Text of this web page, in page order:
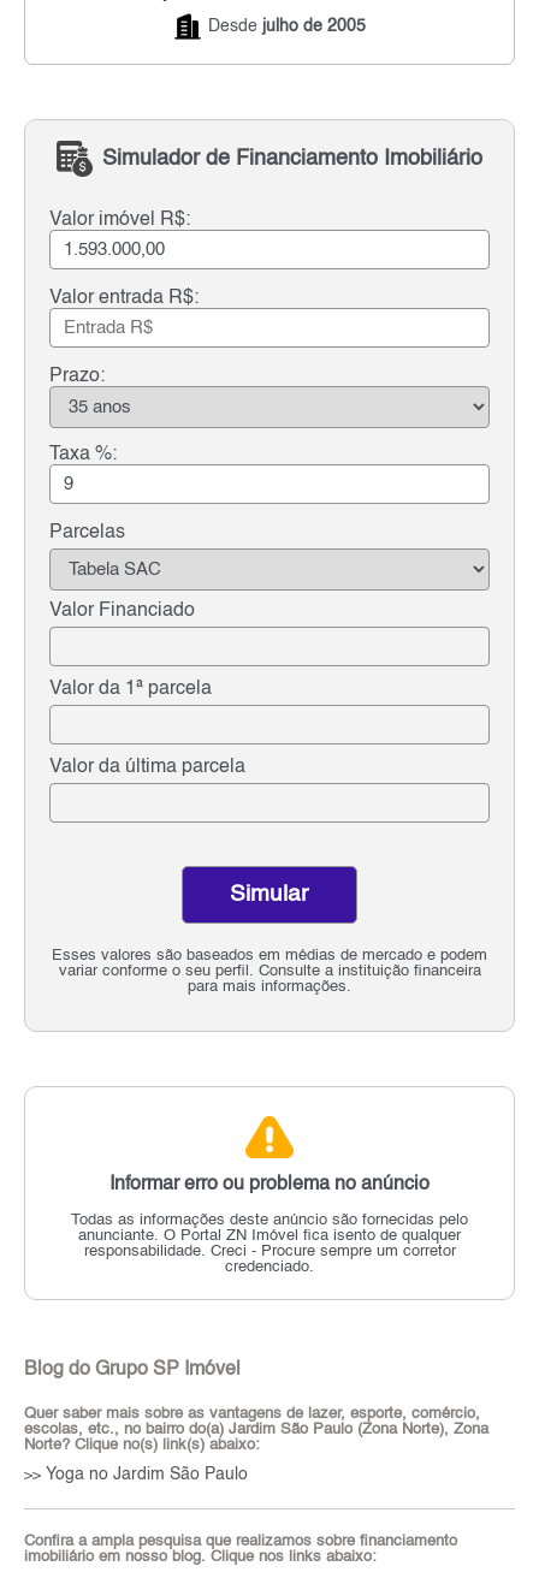
Desde julho de 2005
Simulador de Financiamento Imobiliário
Valor imóvel R$:
Valor entrada R$:
Prazo:
Taxa %:
Parcelas
Valor Financiado
Valor da 1ª parcela
Valor da última parcela
Esses valores são baseados em médias de mercado e podem
variar conforme o seu perfil. Consulte a instituição financeira
para mais informações.
Simular
Informar erro ou problema no anúncio
Todas as informações deste anúncio são fornecidas pelo
anunciante. O Portal ZN Imóvel fica isento de qualquer
responsabilidade. Creci - Procure sempre um corretor
credenciado.
Blog do Grupo SP Imóvel
Quer saber mais sobre as vantagens de lazer, esporte, comércio,
escolas, etc., no bairro do(a) Jardim São Paulo (Zona Norte), Zona
Norte? Clique no(s) link(s) abaixo:
>> Yoga no Jardim São Paulo
Confira a ampla pesquisa que realizamos sobre financiamento
imobiliário em nosso blog. Clique nos links abaixo: